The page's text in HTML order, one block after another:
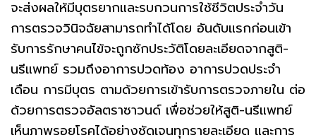
จะส่งผลให้มีบุตรยากและรบกวนการใช้ชีวิตประจำวัน
การตรวจวินิจฉัยสามารถทำได้โดย อันดับแรกก่อนเข้า
รับการรักษาคนไข้จะถูกซักประวัติโดยละเอียดจากสูติ-
นรีแพทย์ รวมถึงอาการปวดท้อง อาการปวดประจำ
เดือน การมีบุตร ตามด้วยการเข้ารับการตรวจภายใน ต่อ
ด้วยการตรวจอัลตราซาวนด์ เพื่อช่วยให้สูติ-นรีแพทย์
เห็นภาพรอยโรคได้อย่างชัดเจนทุกรายละเอียด และการ